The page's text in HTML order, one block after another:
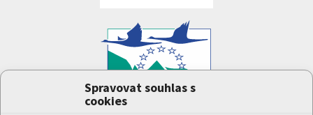
Spravovat souhlas s
cookies